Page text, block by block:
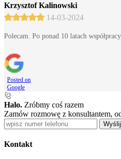
Krzysztof Kalinowski
14-03-2024
Polecam. Po ponad 10 latach współpracy.
Posted on
Google
Halo. Zróbmy coś razem
Zamów rozmowę z konsultantem,
Wyślij
Kontakt